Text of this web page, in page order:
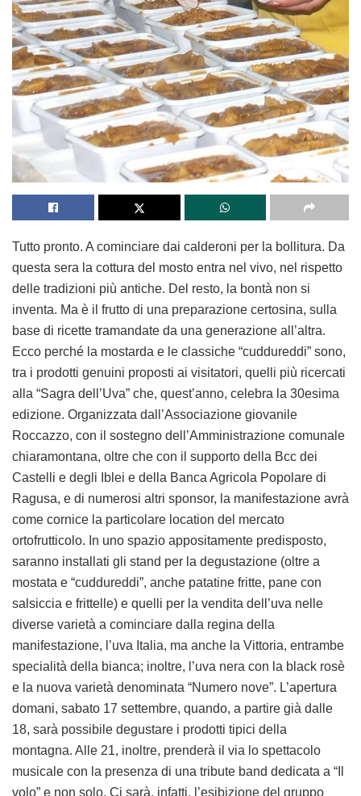
Tutto pronto. A cominciare dai calderoni per la bollitura. Da
questa sera la cottura del mosto entra nel vivo, nel rispetto
delle tradizioni più antiche. Del resto, la bontà non si
inventa. Ma è il frutto di una preparazione certosina, sulla
base di ricette tramandate da una generazione all’altra.
Ecco perché la mostarda e le classiche “cuddureddi” sono,
tra i prodotti genuini proposti ai visitatori, quelli più ricercati
alla “Sagra dell’Uva” che, quest’anno, celebra la 30esima
edizione. Organizzata dall’Associazione giovanile
Roccazzo, con il sostegno dell’Amministrazione comunale
chiaramontana, oltre che con il supporto della Bcc dei
Castelli e degli Iblei e della Banca Agricola Popolare di
Ragusa, e di numerosi altri sponsor, la manifestazione avrà
come cornice la particolare location del mercato
ortofrutticolo. In uno spazio appositamente predisposto,
saranno installati gli stand per la degustazione (oltre a
mostata e “cuddureddi”, anche patatine fritte, pane con
salsiccia e frittelle) e quelli per la vendita dell’uva nelle
diverse varietà a cominciare dalla regina della
manifestazione, l’uva Italia, ma anche la Vittoria, entrambe
specialità della bianca; inoltre, l’uva nera con la black rosè
e la nuova varietà denominata “Numero nove”. L’apertura
domani, sabato 17 settembre, quando, a partire già dalle
18, sarà possibile degustare i prodotti tipici della
montagna. Alle 21, inoltre, prenderà il via lo spettacolo
musicale con la presenza di una tribute band dedicata a “Il
volo” e non solo. Ci sarà, infatti, l’esibizione del gruppo